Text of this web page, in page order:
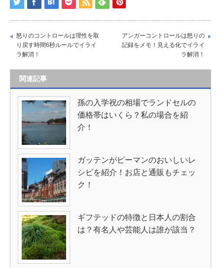
怒りのコントロールは理性を取
り戻す時間6秒ルールでイライ
ラ解消！
アンガーコントロールは怒りの
記録をメモ！見える化でイライ
ラ解消！
関連記事
孫の入学祝の相場でランドセルの
価格帯はいくら？私の場合を紹
介！
ガッテンがピーマンのおいしいレ
シピを紹介！お店と通販もチェッ
ク！
ギフテッドの特徴と日本人の割合
は？有名人や芸能人は誰が該当？